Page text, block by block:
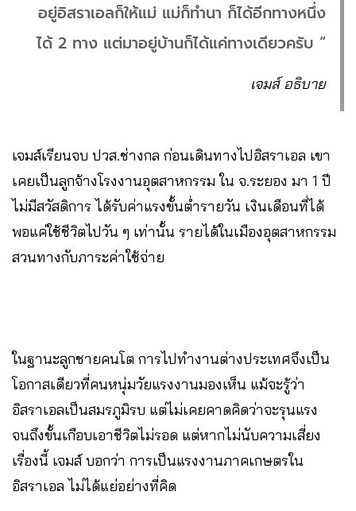
อยู่อิสราเอลก็ให้แม่ แม่ก็ทำนา ก็ได้อีกทางหนึ่ง
ได้ 2 ทาง แต่มาอยู่บ้านก็ได้แค่ทางเดียวครับ “
เจมส์ อธิบาย
เจมส์เรียนจบ ปวส.ช่างกล ก่อนเดินทางไปอิสราเอล เขา
เคยเป็นลูกจ้างโรงงานอุตสาหกรรม ใน จ.ระยอง มา 1 ปี
ไม่มีสวัสดิการ ได้รับค่าแรงขั้นต่ำรายวัน เงินเดือนที่ได้
พอแค่ใช้ชีวิตไปวัน ๆ เท่านั้น รายได้ในเมืองอุตสาหกรรม
สวนทางกับภาระค่าใช้จ่าย
ในฐานะลูกชายคนโต การไปทำงานต่างประเทศจึงเป็น
โอกาสเดียวที่คนหนุ่มวัยแรงงานมองเห็น แม้จะรู้ว่า
อิสราเอลเป็นสมรภูมิรบ แต่ไม่เคยคาดคิดว่าจะรุนแรง
จนถึงขั้นเกือบเอาชีวิตไม่รอด แต่หากไม่นับความเสี่ยง
เรื่องนี้ เจมส์ บอกว่า การเป็นแรงงานภาคเกษตรใน
อิสราเอล ไม่ได้แย่อย่างที่คิด